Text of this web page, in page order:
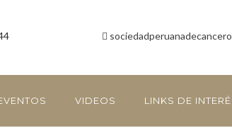
VIDEOS LINKS DE